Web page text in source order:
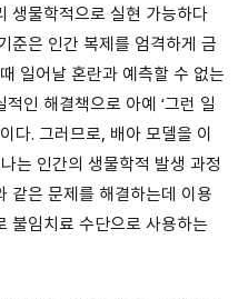
생물학적으로 실현 가능하다
준은 인간 복제를 엄격하게 금
일어날 혼란과 예측할 수 없는
인 해결책으로 아예 ‘그런 일
다. 그러므로, 배아 모델을 이
는 인간의 생물학적 발생 과정
같은 문제를 해결하는데 이용
불임치료 수단으로 사용하는